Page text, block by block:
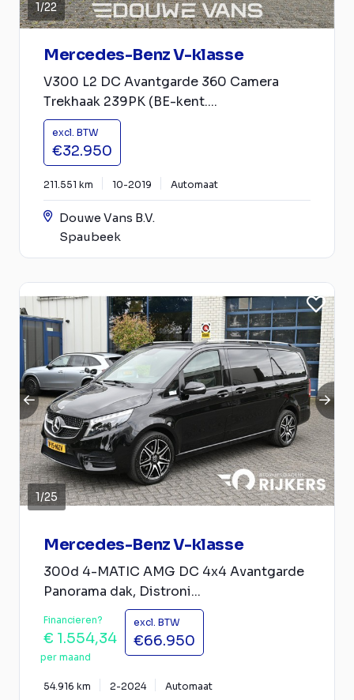
1/22
Mercedes-Benz V-klasse
V300 L2 DC Avantgarde 360 Camera
Trekhaak 239PK (BE-kent....
excl. BTW
€32.950
211.551 km 10-2019 Automaat
Douwe Vans B.V.
Spaubeek
1/25
Mercedes-Benz V-klasse
300d 4-MATIC AMG DC 4x4 Avantgarde
Panorama dak, Distroni...
Financieren?
€ 1.554,34
per maand
excl. BTW
€66.950
54.916 km 2-2024 Automaat